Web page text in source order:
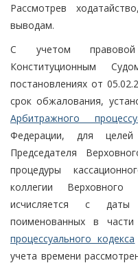
Рассмотрев
выводам.
С учетом правовой
Конституционным
постановлениях от
срок обжалования,
Арбитражного
Федерации, для целей
Председателя
процедуры
коллегии Верховного
исчисляется с даты
поименованных в
процессуального кодекса
учета времени